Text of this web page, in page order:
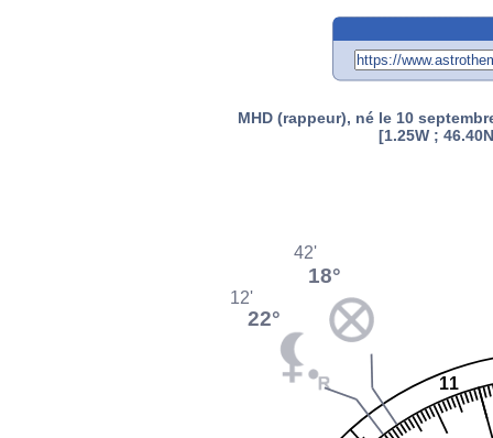
MHD (rappeur), né le 10
[1.25W ;
11
18°
42'
22°
12'